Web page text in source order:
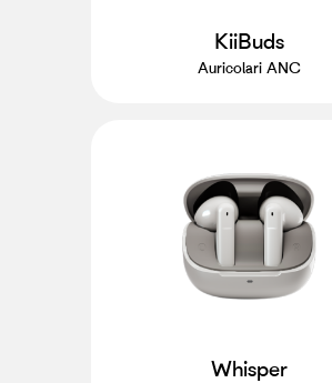
KiiBuds
Auricolari ANC
Whisper